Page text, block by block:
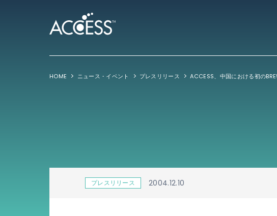
HOME ニュース・イベント プレスリリース
プレスリリース 2004.12.10